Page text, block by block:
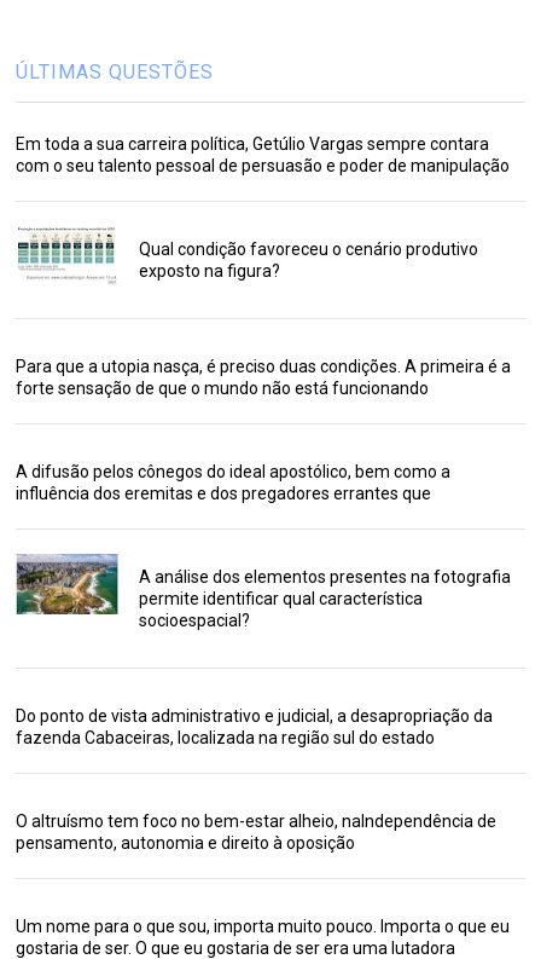
ÚLTIMAS QUESTÕES
Em toda a sua carreira política, Getúlio Vargas sempre contara
com o seu talento pessoal de persuasão e poder de manipulação
Qual condição favoreceu o cenário produtivo
exposto na figura?
Para que a utopia nasça, é preciso duas condições. A primeira é a
forte sensação de que o mundo não está funcionando
A difusão pelos cônegos do ideal apostólico, bem como a
influência dos eremitas e dos pregadores errantes que
A análise dos elementos presentes na fotografia
permite identificar qual característica
socioespacial?
Do ponto de vista administrativo e judicial, a desapropriação da
fazenda Cabaceiras, localizada na região sul do estado
O altruísmo tem foco no bem-estar alheio, naIndependência de
pensamento, autonomia e direito à oposição
Um nome para o que sou, importa muito pouco. Importa o que eu
gostaria de ser. O que eu gostaria de ser era uma lutadora